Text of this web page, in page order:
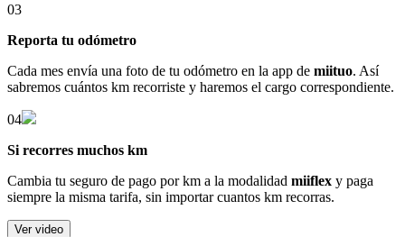
03
Reporta tu odómetro
Cada mes envía una foto de tu odómetro en la app de miituo. Así
sabremos cuántos km recorriste y haremos el cargo correspondiente.
04
Si recorres muchos km
Cambia tu seguro de pago por km a la modalidad miiflex y paga
siempre la misma tarifa, sin importar cuantos km recorras.
Ver video